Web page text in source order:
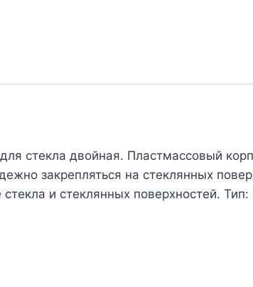
стекла двойная. Пластмассовый
закрепляться на стеклянных
и стеклянных поверхностей.